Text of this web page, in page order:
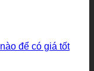
để có giá tốt